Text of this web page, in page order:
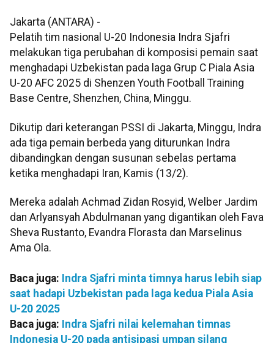
Jakarta (ANTARA) -
Pelatih tim nasional U-20 Indonesia Indra Sjafri
melakukan tiga perubahan di komposisi pemain saat
menghadapi Uzbekistan pada laga Grup C Piala Asia
U-20 AFC 2025 di Shenzen Youth Football Training
Base Centre, Shenzhen, China, Minggu.
Dikutip dari keterangan PSSI di Jakarta, Minggu, Indra
ada tiga pemain berbeda yang diturunkan Indra
dibandingkan dengan susunan sebelas pertama
ketika menghadapi Iran, Kamis (13/2).
Mereka adalah Achmad Zidan Rosyid, Welber Jardim
dan Arlyansyah Abdulmanan yang digantikan oleh Fava
Sheva Rustanto, Evandra Florasta dan Marselinus
Ama Ola.
Baca juga: Indra Sjafri minta timnya harus lebih siap
saat hadapi Uzbekistan pada laga kedua Piala Asia
U-20 2025
Baca juga: Indra Sjafri nilai kelemahan timnas
Indonesia U-20 pada antisipasi umpan silang